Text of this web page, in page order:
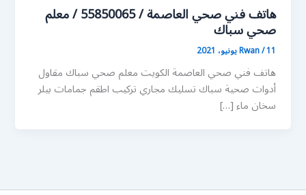
هاتف فني صحي العاصمة / 55850065 / معلم
صحي سباك
Rwan/11 يونيو، 2021
هاتف فني صحي العاصمة الكويت معلم صحي سباك مقاول
أدوات صحية سباك تسليك مجاري تركيب اطقم جمامات بيلر
سخان ماء […]